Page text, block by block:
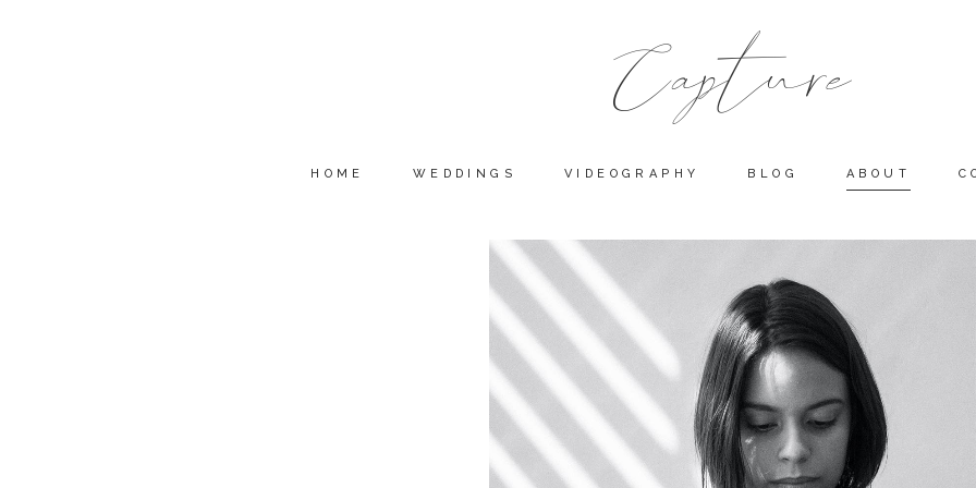
HOME WEDDINGS VIDEOGRAPHY BLOG ABOUT